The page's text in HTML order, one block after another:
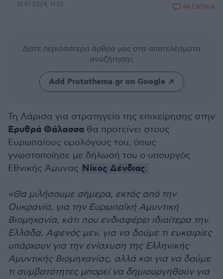
31.01.2024, 11:25 44 ΣΧΟΛΙΑ
Δείτε περισσότερα άρθρα μας στα αποτελέσματα
αναζήτησης
Add Protothema.gr on Google
Τη Λάρισα για στρατηγείο της επιχείρησης στην
Ερυθρά Θάλασσα θα προτείνει στους
Ευρωπαίους ομολόγους του, όπως
γνωστοποίησε με δήλωσή του ο υπουργός
Εθνικής Άμυνας Νίκος Δένδιας.
«Θα μιλήσουμε σήμερα, εκτός από την
Ουκρανία, για την Ευρωπαϊκή Αμυντική
Βιομηχανία, κάτι που ενδιαφέρει ιδιαίτερα την
Ελλάδα. Αφενός μεν, για να δούμε τι ευκαιρίες
υπάρχουν για την ενίσχυση της Ελληνικής
Αμυντικής Βιομηχανίας, αλλά και για να δούμε
τι συμβατότητες μπορεί να δημιουργηθούν για